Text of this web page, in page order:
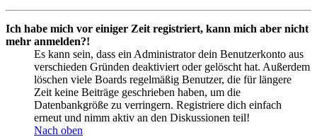
Ich habe mich vor einiger Zeit registriert, kann mich aber nicht
mehr anmelden?!
Es kann sein, dass ein Administrator dein Benutzerkonto aus
verschieden Gründen deaktiviert oder gelöscht hat. Außerdem
löschen viele Boards regelmäßig Benutzer, die für längere
Zeit keine Beiträge geschrieben haben, um die
Datenbankgröße zu verringern. Registriere dich einfach
erneut und nimm aktiv an den Diskussionen teil!
Nach oben